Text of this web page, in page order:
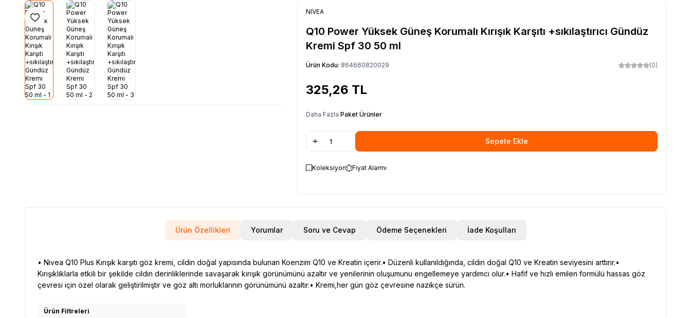
Favoriye Ekle
NIVEA
Q10 Power Yüksek Güneş Korumalı Kırışık Karşıtı +sıkılaştırıcı Gündüz
Kremi Spf 30 50 ml
Ürün Kodu: 864660820029 (0)
325,26 TL
Daha Fazla Paket Ürünler
Sepete Ekle
Koleksiyon Fiyat Alarmı
Ürün Özellikleri Yorumlar Soru ve Cevap Ödeme Seçenekleri İade Koşulları
• Nivea Q10 Plus Kırışık karşıtı göz kremi, cildin doğal yapısında bulunan Koenzim Q10 ve Kreatin içerir.• Düzenli kullanıldığında, cildin doğal Q10 ve Kreatin seviyesini arttırır.•
Kırışıklıklarla etkili bir şekilde cildin derinliklerinde savaşarak kırışık görünümünü azaltır ve yenilerinin oluşumunu engellemeye yardımcı olur.• Hafif ve hızlı emilen formülü hassas göz
çevresi için özel olarak geliştirilmiştir ve göz altı morluklarının görünümünü azaltır.• Kremi,her gün göz çevresine nazikçe sürün.
Ürün Filtreleri